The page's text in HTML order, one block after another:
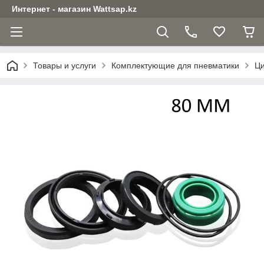
Интернет - магазин Wattsap.kz
Товары и услуги Комплектующие для пневматики